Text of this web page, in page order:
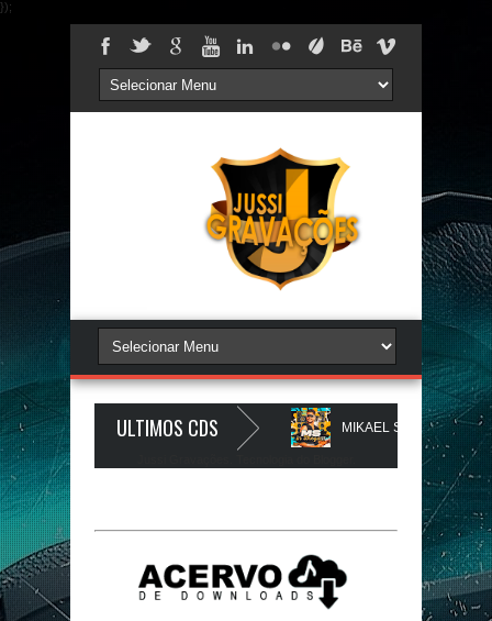
});
ULTIMOS CDS
AGOSTO 2026 - JUSSIGRAVACOES.com MIKAEL SANTOS - MS IN
NATANZINHO LIMA - NA LIGA EM SAMPA - CD NOVO